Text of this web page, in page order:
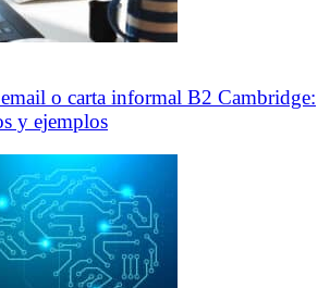
o carta informal B2 Cambridge:
y ejemplos